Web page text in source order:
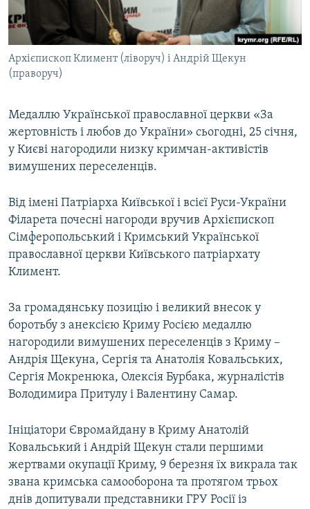
ВІДЕОУРОКИ «ELIFBE»
СВІДЧЕННЯ ОКУПАЦІЇ
УКРАЇНСЬКА ПРОБЛЕМА КРИМУ
Русский
Qırımtatar
Усі сайти RFE/RL
Архієпископ Климент (ліворуч) і Андрій Щекун
(праворуч)
Медаллю Української православної церкви «За
жертовність і любов до України» сьогодні, 25 січня,
у Києві нагородили низку кримчан-активістів
вимушених переселенців.
Від імені Патріарха Київської і всієї Руси-України
Філарета почесні нагороди вручив Архієпископ
Сімферопольський і Кримський Української
православної церкви Київського патріархату
Климент.
За громадянську позицію і великий внесок у
боротьбу з анексією Криму Росією медаллю
нагородили вимушених переселенців з Криму –
Андрія Щекуна, Сергія та Анатолія Ковальських,
Сергія Мокренюка, Олексія Бурбака, журналістів
Володимира Притулу і Валентину Самар.
Ініціатори Євромайдану в Криму Анатолій
Ковальський і Андрій Щекун стали першими
жертвами окупації Криму, 9 березня їх викрала так
звана кримська самооборона та протягом трьох
днів допитували представники ГРУ Росії із